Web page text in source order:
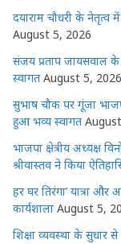
दयाराम चौधरी के नेतृत्व
August 5, 2026
संजय प्रताप जायसवाल के
स्वागत August 5, 2026
सुभाष चौक पर गूंजा
हुआ भव्य स्वागत
भाजपा क्षेत्रीय अध्यक्ष
श्रीवास्तव ने किया
हर घर तिरंगा’ यात्रा
कार्यशाला August 5,
शिक्षा व्यवस्था के सुधार